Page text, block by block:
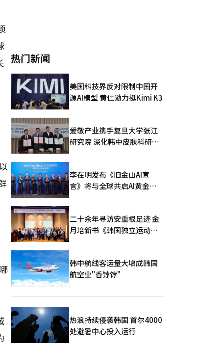
热门新闻
美国科技界反对限制中国开
源AI模型 黄仁勋力挺Kimi K3
爱敬产业携手复旦大学张江
研究院 深化韩中皮肤科研合
李在明发布《旧金山AI宣
言》将与全球共启AI黄金时
二十余年寻访安重根足迹 金
月培新书《韩国独立运动圣
韩中航线客运量大增成韩国
航空业"香饽饽"
热浪持续侵袭韩国 首尔4000
处避暑中心投入运行